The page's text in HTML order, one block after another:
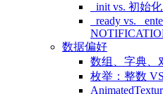
_init vs. 初始
_ready vs.
数据偏好
数组、字典、
枚举：整数